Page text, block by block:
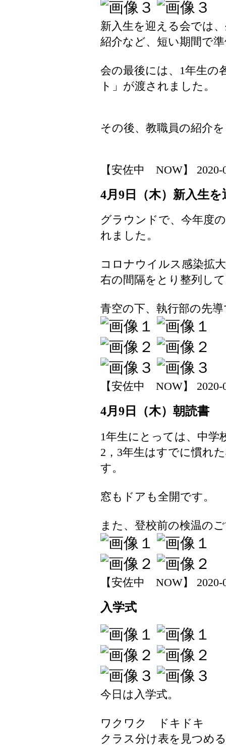
新入生を迎える会では
紹介など、短い期間で
会の最後には、1年生の
ト」が渡されました。
その後、教職員の紹介
【安佐中 NOW】 2020-
4月9日（木）新入生
グラウンドで、今年度
れました。
コロナウイルス感染拡
右の間隔をとり整列し
青空の下、執行部の先
【安佐中 NOW】 2020-
4月9日（木）朝読書
1年生にとっては、中学
2，3年生はすでに慣れ
す。
窓もドアも全開です。
また、登校前の検温の
【安佐中 NOW】 2020-
入学式
今日は入学式。
ワクワク ドキドキ
クラス分け表を見つめ